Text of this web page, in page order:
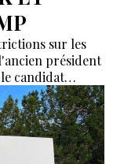
sur les
président
candidat
la